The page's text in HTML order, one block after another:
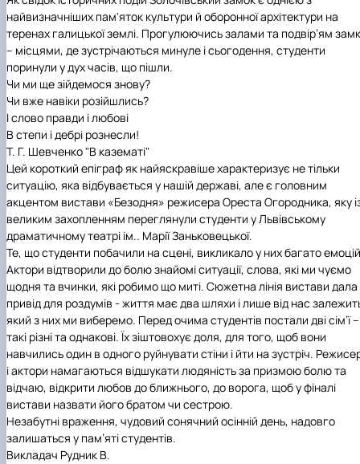
(MOOCs)SEB-2025
University Research Services Catalogue
LearningFaculty of Design and Engineering
Faculty of Economics
Faculty of Food Science, Nutrition and
Management
Faculty of Humanities and Pedagogy
Faculty of Information Technologies
Faculty of Land Management
Faculty of Law
Faculty of Veterinary Medicine
Mechanical and Technological Faculty
Faculty of Plant Protection, Biotechnology
Ecology
Farm named after O.V. Muzychenko
Educational and Research Farm «Vorzel»
Science
Research Institute of Forestry and
Horticulture
Research Institute of Technology and
Animal Products
Research and Design Institute of
Standardisation and Technologies of Eco-Safe
Organic Products
Ukrainian Laboratory of Quality and Safety of
Agricultural Products
Ukrainian Research Institute of Agricultural
Radiology
Architecture and Design
Berezhany Agrotechnical Institute
Berezhany Professional College
Bobrovytsia Professional College named after
Mainova
Boyarka College of Ecology and Natural
Resources
Crimean Agro-Industrial College
Crimean Technical College of Land
and Agricultural Mechanisation
Irpin Professional College
Mukachevo Professional College
Nemishaieve Professional College
Nizhyn Agrotechnical Institute
Nizhyn Professional College
Prybrezhne Agrarian College
Rivne Professional College
Zalishchyky Professional College named after
Ye. Khraplivyi
International Students Office
найвизначніших пам'яток культури й оборонної архітектури на
теренах галицької землі. Прогулюючись залами та подвір’ям
– місцями, де зустрічаються минуле і сьогодення, студенти
поринули у дух часів, що пішли.
Чи ми ще зійдемося знову?
Чи вже навіки розійшлись?
І слово правди і любові
В степи і дебрі рознесли!
Т. Г. Шевченко "В казематі"
Цей короткий епіграф як найяскравіше характеризує не тільки
ситуацію, яка відбувається у нашій державі, але є головним
акцентом вистави «Безодня» режисера Ореста Огородника, яку
великим захопленням переглянули студенти у Львівському
драматичному театрі ім.. Марії Заньковецької.
Те, що студенти побачили на сцені, викликало у них багато
Актори відтворили до болю знайомі ситуації, слова, які ми чуємо
щодня та вчинки, які робимо що миті. Сюжетна лінія вистави дала
привід для роздумів - життя має два шляхи і лише від нас
який з них ми виберемо. Перед очима студентів постали дві сім’ї –
такі різні та однакові. Їх зіштовохує доля, для того, щоб вони
навчились один в одного руйнувати стіни і йти на зустріч.
і актори намагаються відшукати людяність за призмою болю та
відчаю, відкрити любов до ближнього, до ворога, щоб у фіналі
вистави назвати його братом чи сестрою.
Незабутні враження, чудовий сонячний осінній день, надовго
залишаться у пам’яті студентів.
Викладач Рудник В.